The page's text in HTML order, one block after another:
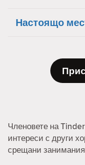
Настоящо
Членовете на
интереси с други
срещани